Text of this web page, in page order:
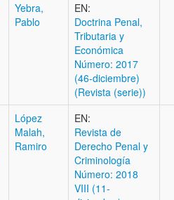
Yebra,
Pablo
EN:
Doctrina Penal,
Tributaria y
Económica
Número: 2017
(46-diciembre)
(Revista (serie))
López
Malah,
Ramiro
EN:
Revista de
Derecho Penal y
Criminologí­a
Número: 2018
VIII (11-